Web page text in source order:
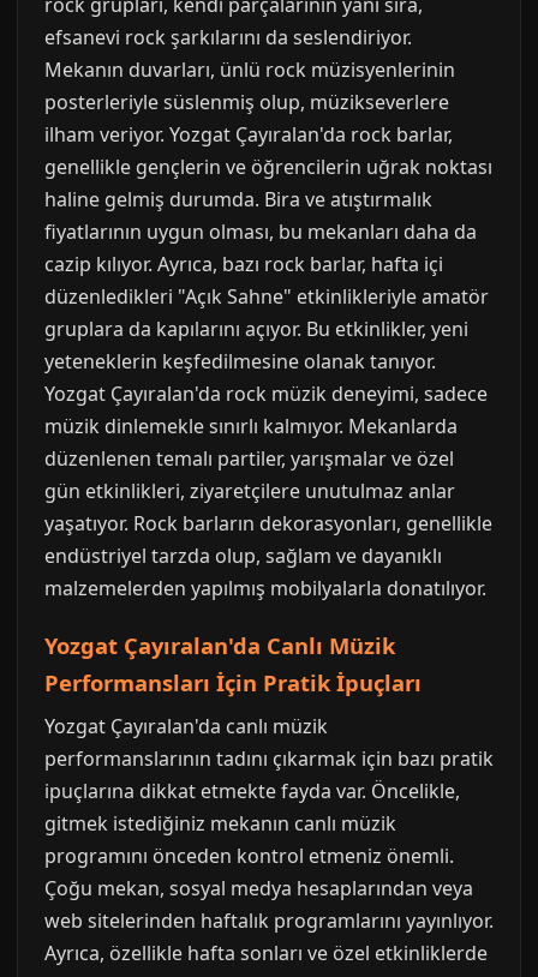
efsanevi rock şarkılarını da seslendiriyor.
Mekanın duvarları, ünlü rock müzisyenlerinin
posterleriyle süslenmiş olup, müzikseverlere
ilham veriyor. Yozgat Çayıralan'da rock barlar,
genellikle gençlerin ve öğrencilerin uğrak noktası
haline gelmiş durumda. Bira ve atıştırmalık
fiyatlarının uygun olması, bu mekanları daha da
cazip kılıyor. Ayrıca, bazı rock barlar, hafta içi
düzenledikleri "Açık Sahne" etkinlikleriyle amatör
gruplara da kapılarını açıyor. Bu etkinlikler, yeni
yeteneklerin keşfedilmesine olanak tanıyor.
Yozgat Çayıralan'da rock müzik deneyimi, sadece
müzik dinlemekle sınırlı kalmıyor. Mekanlarda
düzenlenen temalı partiler, yarışmalar ve özel
gün etkinlikleri, ziyaretçilere unutulmaz anlar
yaşatıyor. Rock barların dekorasyonları, genellikle
endüstriyel tarzda olup, sağlam ve dayanıklı
malzemelerden yapılmış mobilyalarla donatılıyor.
Yozgat Çayıralan'da Canlı Müzik
Performansları İçin Pratik İpuçları
Yozgat Çayıralan'da canlı müzik
performanslarının tadını çıkarmak için bazı pratik
ipuçlarına dikkat etmekte fayda var. Öncelikle,
gitmek istediğiniz mekanın canlı müzik
programını önceden kontrol etmeniz önemli.
Çoğu mekan, sosyal medya hesaplarından veya
web sitelerinden haftalık programlarını yayınlıyor.
Ayrıca, özellikle hafta sonları ve özel etkinliklerde